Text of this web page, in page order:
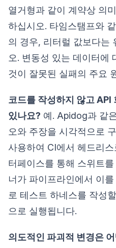
열거형과 같이 계약상 의
하십시오. 타임스탬프와
의 경우, 리터럴 값보다는
오. 변동성 있는 데이터에
것이 잘못된 실패의 주요
코드를 작성하지 않고 API
있나요? 예. Apidog과 같
오와 주장을 시각적으로
사용하여 CI에서 헤드리
터페이스를 통해 스위트
너가 파이프라인에서 이
로 테스트 하네스를 작성
으로 실행됩니다.
의도적인 파괴적 변경은